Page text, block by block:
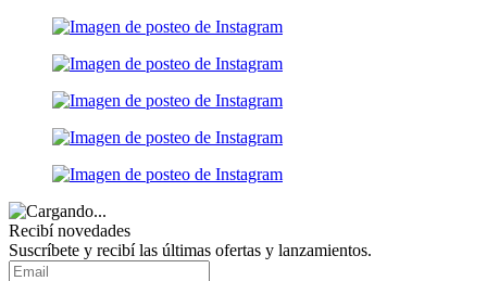
Recibí novedades
Suscríbete y recibí las últimas ofertas y lanzamientos.